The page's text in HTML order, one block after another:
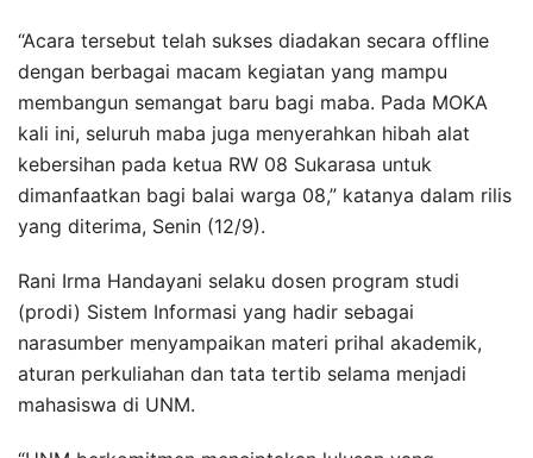
“Acara tersebut telah sukses diadakan secara offline
dengan berbagai macam kegiatan yang mampu
membangun semangat baru bagi maba. Pada MOKA
kali ini, seluruh maba juga menyerahkan hibah alat
kebersihan pada ketua RW 08 Sukarasa untuk
dimanfaatkan bagi balai warga 08,” katanya dalam rilis
yang diterima, Senin (12/9).
Rani Irma Handayani selaku dosen program studi
(prodi) Sistem Informasi yang hadir sebagai
narasumber menyampaikan materi prihal akademik,
aturan perkuliahan dan tata tertib selama menjadi
mahasiswa di UNM.